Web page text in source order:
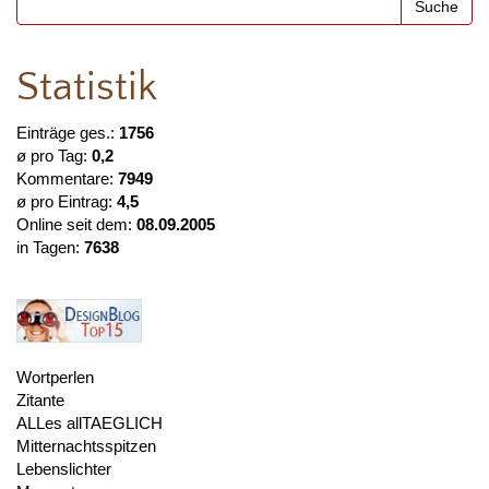
Statistik
Einträge ges.: 1756
ø pro Tag: 0,2
Kommentare: 7949
ø pro Eintrag: 4,5
Online seit dem: 08.09.2005
in Tagen: 7638
Wortperlen
Zitante
ALLes allTAEGLICH
Mitternachtsspitzen
Lebenslichter